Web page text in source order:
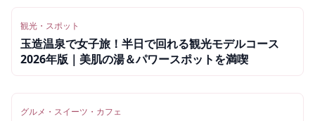
観光・スポット
玉造温泉で女子旅！半日で回れる観光モデルコース
2026年版｜美肌の湯＆パワースポットを満喫
グルメ・スイーツ・カフェ